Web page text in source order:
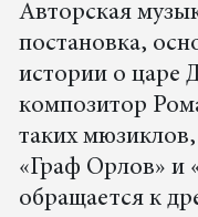
Авторская
постановка,
истории о царе
композитор
таких
«Граф Орлов» и
обращается к